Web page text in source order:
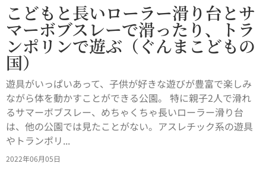
こどもと長いローラー滑り台とサ
マーボブスレーで滑ったり、トラ
ンポリンで遊ぶ（ぐんまこどもの
国）
遊具がいっぱいあって、子供が好きな遊びが豊富で楽しみ
ながら体を動かすことができる公園。 特に親子2人で滑れ
るサマーボブスレー、めちゃくちゃ長いローラー滑り台
は、他の公園では見たことがない。アスレチック系の遊具
やトランポリ...
2022年06月05日